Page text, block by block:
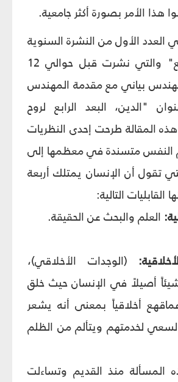
هذا الأمر بصورة أكثر جامعية.
العدد الأول من النشرة السنوية
"مدرسة التشيع" والتي نشرت قبل حوالي 12
بياني مع مقدمة المهندس
"الدين، البعد الرابع لروح
المقالة طرحت إحدى النظريات
النفس متسندة في معظمها إلى
تقول أن الإنسان يمتلك أربعة
التالية:
العلم والبحث عن الحقيقة.
(الوجدات الأخلاقي)،
أصيلاً في الإنسان حيث خلق
أخلاقياً بمعنى أنه يشعر
لخدمتهم ويتألم من الظلم
منذ القديم وتساءلت